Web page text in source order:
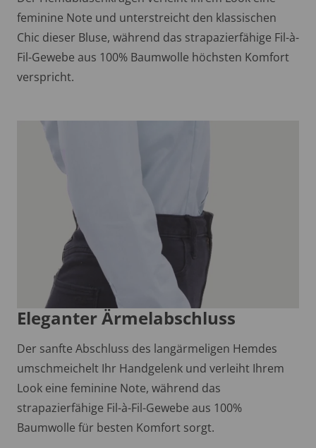
feminine Note und unterstreicht den klassischen
Chic dieser Bluse, während das strapazierfähige Fil-à-
Fil-Gewebe aus 100% Baumwolle höchsten Komfort
verspricht.
Eleganter Ärmelabschluss
Der sanfte Abschluss des langärmeligen Hemdes
umschmeichelt Ihr Handgelenk und verleiht Ihrem
Look eine feminine Note, während das
strapazierfähige Fil-à-Fil-Gewebe aus 100%
Baumwolle für besten Komfort sorgt.